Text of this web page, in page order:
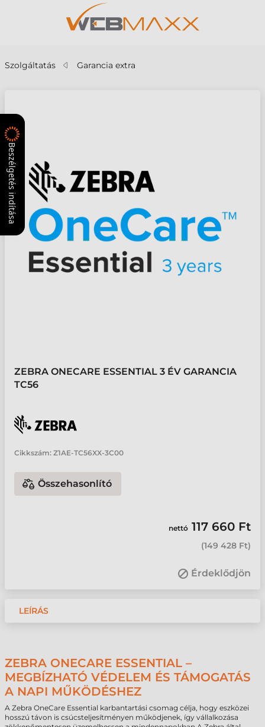
Szolgáltatás Garancia extra
ZEBRA ONECARE ESSENTIAL 3 ÉV GARANCIA
TC56
Cikkszám: Z1AE-TC56XX-3C00
Összehasonlító
nettó 117 660 Ft
(149 428 Ft)
Érdeklődjön
LEÍRÁS
ZEBRA ONECARE ESSENTIAL –
MEGBÍZHATÓ VÉDELEM ÉS TÁMOGATÁS
A NAPI MŰKÖDÉSHEZ
A Zebra OneCare Essential karbantartási csomag célja, hogy eszközei
hosszú távon is csúcsteljesítményen működjenek, így vállalkozása
Beszélgetés indítása